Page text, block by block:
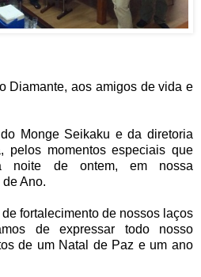
Diamante, aos amigos de vida e
Monge Seikaku e da diretoria
pelos momentos especiais que
noite de ontem, em nossa
Ano.
fortalecimento de nossos laços
de expressar todo nosso
de um Natal de Paz e um ano